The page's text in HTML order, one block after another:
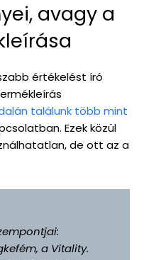
avagy a
értékelést író
találunk több mint
Ezek közül
de ott az a
a Vitality.